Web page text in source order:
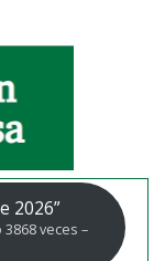
2026”
veces –